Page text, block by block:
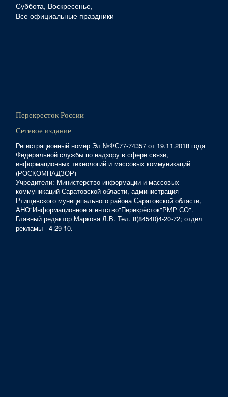
Суббота, Воскресенье,
Все официальные праздники
Перекресток России
Сетевое издание
Регистрационный номер Эл №ФС77-74357 от 19.11.2018 года
Федеральной службы по надзору в сфере связи,
информационных технологий и массовых коммуникаций
(РОСКОМНАДЗОР)
Учредители: Министерство информации и массовых
коммуникаций Саратовской области, администрация
Ртищевского муниципального района Саратовской области,
АНО"Информационное агентство"Перекрёсток"РМР СО".
Главный редактор Маркова Л.В. Тел. 8(84540)4-20-72; отдел
рекламы - 4-29-10.